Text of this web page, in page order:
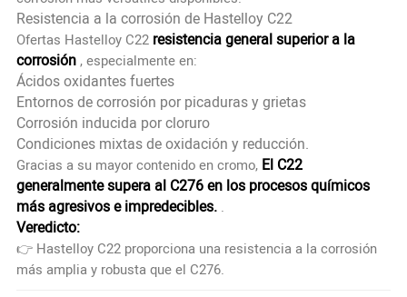
Resistencia a la corrosión de Hastelloy C22
Ofertas Hastelloy C22 resistencia general superior a la
corrosión, especialmente en:
Ácidos oxidantes fuertes
Entornos de corrosión por picaduras y grietas
Corrosión inducida por cloruro
Condiciones mixtas de oxidación y reducción.
Gracias a su mayor contenido en cromo, El C22
generalmente supera al C276 en los procesos químicos
más agresivos e impredecibles. .
Veredicto:
👉 Hastelloy C22 proporciona una resistencia a la corrosión
más amplia y robusta que el C276.